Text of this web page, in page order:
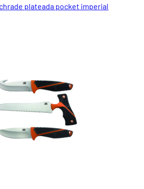
plateada pocket imperial